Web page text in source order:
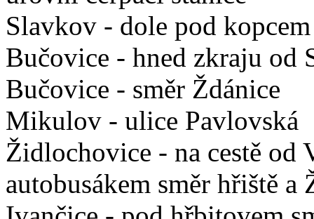
Slavkov - dole pod
Bučovice - hned zkraju od
Bučovice - směr Ždánice
Mikulov - ulice Pavlovská
Židlochovice - na cestě od
autobusákem směr hřiště a